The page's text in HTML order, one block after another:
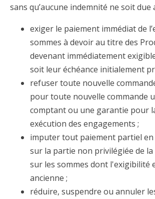
sans qu’aucune indemnité ne soit due
exiger le paiement immédiat de
sommes à devoir au titre des
devenant immédiatement
soit leur échéance initialement
refuser toute nouvelle
pour toute nouvelle commande
comptant ou une garantie pour
exécution des engagements ;
imputer tout paiement partiel
sur la partie non privilégiée de la
sur les sommes dont l'exigibilité
ancienne ;
réduire, suspendre ou annuler